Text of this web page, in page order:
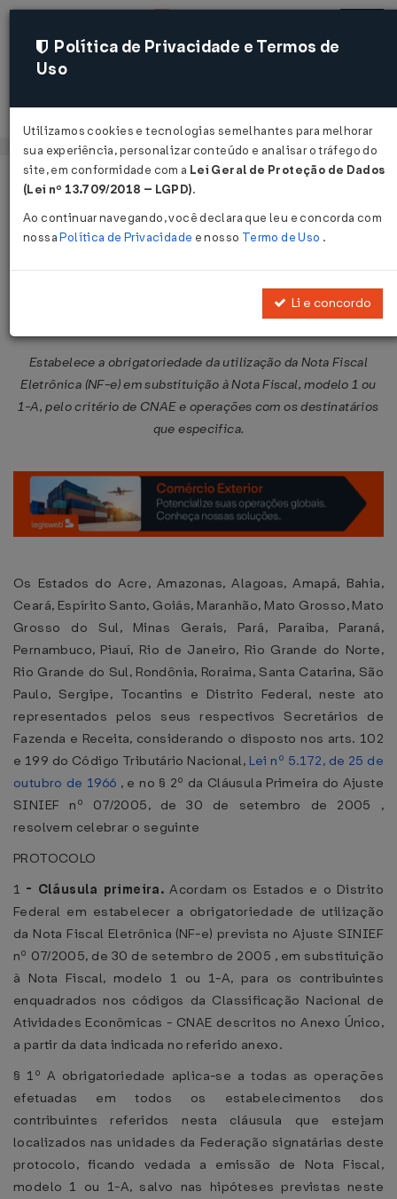
Acessar
Página Inicial Legislações
Protocolo ICMS Nº 42 DE
Estabelece a obrigatoriedade da utilização da Nota Fiscal
Eletrônica (NF-e) em substituição à Nota Fiscal, modelo 1 ou
1-A, pelo critério de CNAE e operações com os destinatários
que especifica.
Os Estados do Acre, Amazonas, Alagoas, Amapá, Bahia,
Ceará, Espírito Santo, Goiás, Maranhão, Mato Grosso, Mato
Grosso do Sul, Minas Gerais, Pará, Paraíba, Paraná,
Pernambuco, Piauí, Rio de Janeiro, Rio Grande do Norte,
Rio Grande do Sul, Rondônia, Roraima, Santa Catarina, São
Paulo, Sergipe, Tocantins e Distrito Federal, neste ato
representados pelos seus respectivos Secretários de
Fazenda e Receita, considerando o disposto nos arts. 102
e 199 do Código Tributário Nacional, Lei nº 5.172, de 25 de
outubro de 1966 , e no § 2º da Cláusula Primeira do Ajuste
SINIEF nº 07/2005, de 30 de setembro de 2005 ,
resolvem celebrar o seguinte
PROTOCOLO
1 - Cláusula primeira.Acordam os Estados e o Distrito
Federal em estabelecer a obrigatoriedade de utilização
da Nota Fiscal Eletrônica (NF-e) prevista no Ajuste SINIEF
nº 07/2005, de 30 de setembro de 2005 , em substituição
à Nota Fiscal, modelo 1 ou 1-A, para os contribuintes
enquadrados nos códigos da Classificação Nacional de
Atividades Econômicas - CNAE descritos no Anexo Único,
a partir da data indicada no referido anexo.
§ 1º A obrigatoriedade aplica-se a todas as operações
efetuadas em todos os estabelecimentos dos
contribuintes referidos nesta cláusula que estejam
localizados nas unidades da Federação signatárias deste
protocolo, ficando vedada a emissão de Nota Fiscal,
modelo 1 ou 1-A, salvo nas hipóteses previstas neste
Política de Privacidade e Termos de
Uso
Utilizamos cookies e tecnologias semelhantes para melhorar
sua experiência, personalizar conteúdo e analisar o tráfego do
site, em conformidade com a Lei Geral de Proteção de Dados
(Lei nº 13.709/2018 – LGPD).
Ao continuar navegando, você declara que leu e concorda com
nossaPolítica de Privacidade e nosso Termo de Uso .
Li e concordo